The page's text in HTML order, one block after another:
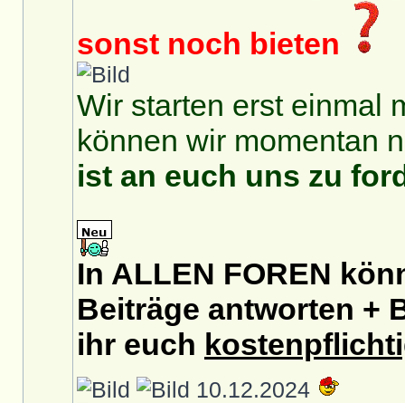
sonst noch bieten
Wir starten erst einmal
können wir momentan
ist an euch uns zu
In ALLEN FOREN
Beiträge antworten +
ihr euch
10.12.2024